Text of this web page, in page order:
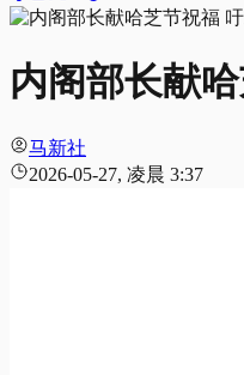
内阁部长献
马新社
2026-05-27, 凌晨 3:37